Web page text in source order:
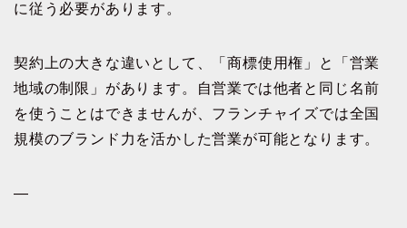
に従う必要があります。
契約上の大きな違いとして、「商標使用権」と「営業
地域の制限」があります。自営業では他者と同じ名前
を使うことはできませんが、フランチャイズでは全国
規模のブランド力を活かした営業が可能となります。
—